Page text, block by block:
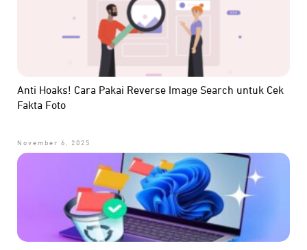
Anti Hoaks! Cara Pakai Reverse Image Search untuk Cek
Fakta Foto
November 6, 2025